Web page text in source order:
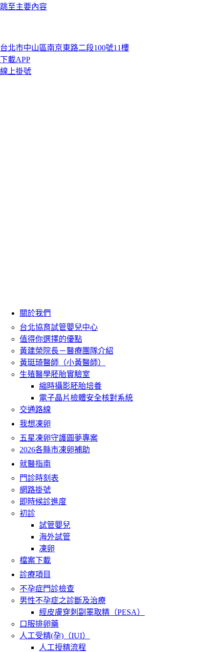
跳至主要內容
台北市中山區南京東路二段100號11樓
下載APP
線上掛號
關於我們
台北協育試管嬰兒中心
值得你選擇的優點
黃建榮院長－醫療團隊介紹
黃珽琦醫師（小黃醫師）
生殖醫學胚胎實驗室
縮時攝影胚胎培養
電子晶片檢體安全核對系統
交通路線
我想凍卵
五星凍卵守護圓夢專案
2026各縣市凍卵補助
就醫指南
門診時刻表
網路掛號
即時候診進度
初診
試管嬰兒
海外試管
凍卵
檔案下載
診療項目
不孕症門診檢查
男性不孕症之診斷及治療
經皮膚穿刺副睪取精（PESA）
口服排卵藥
人工受精(孕)（IUI）
人工授精流程